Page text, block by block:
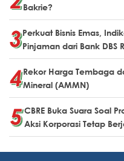
Bakrie?
Perkuat Bisnis Emas,
Pinjaman dari Bank DBS
Rekor Harga Tembaga
Mineral (AMMN)
CBRE Buka Suara Soal
Aksi Korporasi Tetap